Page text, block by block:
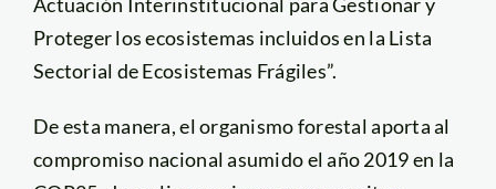
Proteger los ecosistemas incluidos en la Lista
Sectorial de Ecosistemas Frágiles”.
De esta manera, el organismo forestal aporta al
compromiso nacional asumido el año 2019 en la